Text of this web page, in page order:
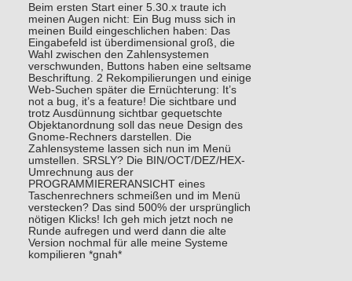
Beim ersten Start einer 5.30.x traute ich
meinen Augen nicht: Ein Bug muss sich in
meinen Build eingeschlichen haben: Das
Eingabefeld ist überdimensional groß, die
Wahl zwischen den Zahlensystemen
verschwunden, Buttons haben eine seltsame
Beschriftung. 2 Rekompilierungen und einige
Web-Suchen später die Ernüchterung: It’s
not a bug, it’s a feature! Die sichtbare und
trotz Ausdünnung sichtbar gequetschte
Objektanordnung soll das neue Design des
Gnome-Rechners darstellen. Die
Zahlensysteme lassen sich nun im Menü
umstellen. SRSLY? Die BIN/OCT/DEZ/HEX-
Umrechnung aus der
PROGRAMMIERERANSICHT eines
Taschenrechners schmeißen und im Menü
verstecken? Das sind 500% der ursprünglich
nötigen Klicks! Ich geh mich jetzt noch ne
Runde aufregen und werd dann die alte
Version nochmal für alle meine Systeme
kompilieren *gnah*